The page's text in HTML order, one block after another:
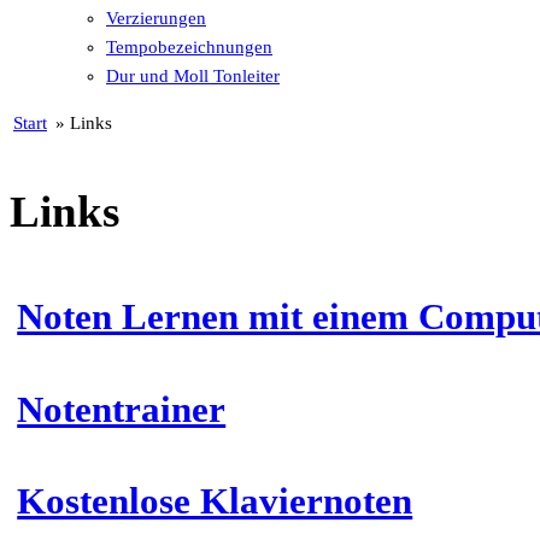
Verzierungen
Tempobezeichnungen
Dur und Moll Tonleiter
Start » Links
Links
Noten Lernen mit einem
Notentrainer
Kostenlose Klaviernoten